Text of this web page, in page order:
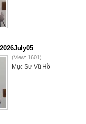
(View: 1601)
Mục Sư Vũ Hồ